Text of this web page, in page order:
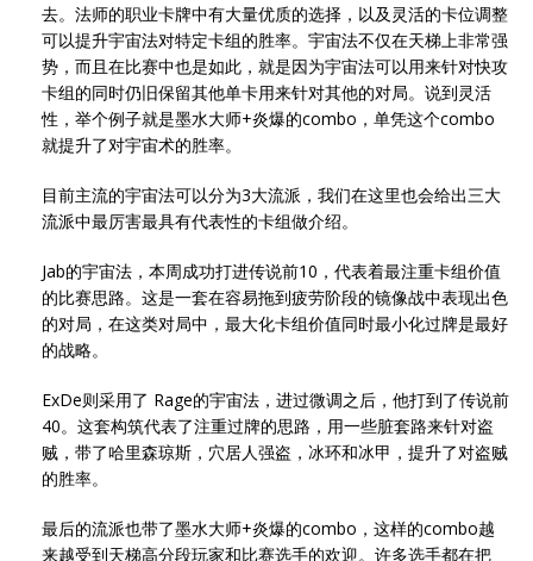
去。法师的职业卡牌中有大量优质的选择，以及灵活的卡位调整
可以提升宇宙法对特定卡组的胜率。宇宙法不仅在天梯上非常强
势，而且在比赛中也是如此，就是因为宇宙法可以用来针对快攻
卡组的同时仍旧保留其他单卡用来针对其他的对局。说到灵活
性，举个例子就是墨水大师+炎爆的combo，单凭这个combo
就提升了对宇宙术的胜率。
目前主流的宇宙法可以分为3大流派，我们在这里也会给出三大
流派中最厉害最具有代表性的卡组做介绍。
Jab的宇宙法，本周成功打进传说前10，代表着最注重卡组价值
的比赛思路。这是一套在容易拖到疲劳阶段的镜像战中表现出色
的对局，在这类对局中，最大化卡组价值同时最小化过牌是最好
的战略。
ExDe则采用了 Rage的宇宙法，进过微调之后，他打到了传说前
40。这套构筑代表了注重过牌的思路，用一些脏套路来针对盗
贼，带了哈里森琼斯，穴居人强盗，冰环和冰甲，提升了对盗贼
的胜率。
最后的流派也带了墨水大师+炎爆的combo，这样的combo越
来越受到天梯高分段玩家和比赛选手的欢迎。许多选手都在把